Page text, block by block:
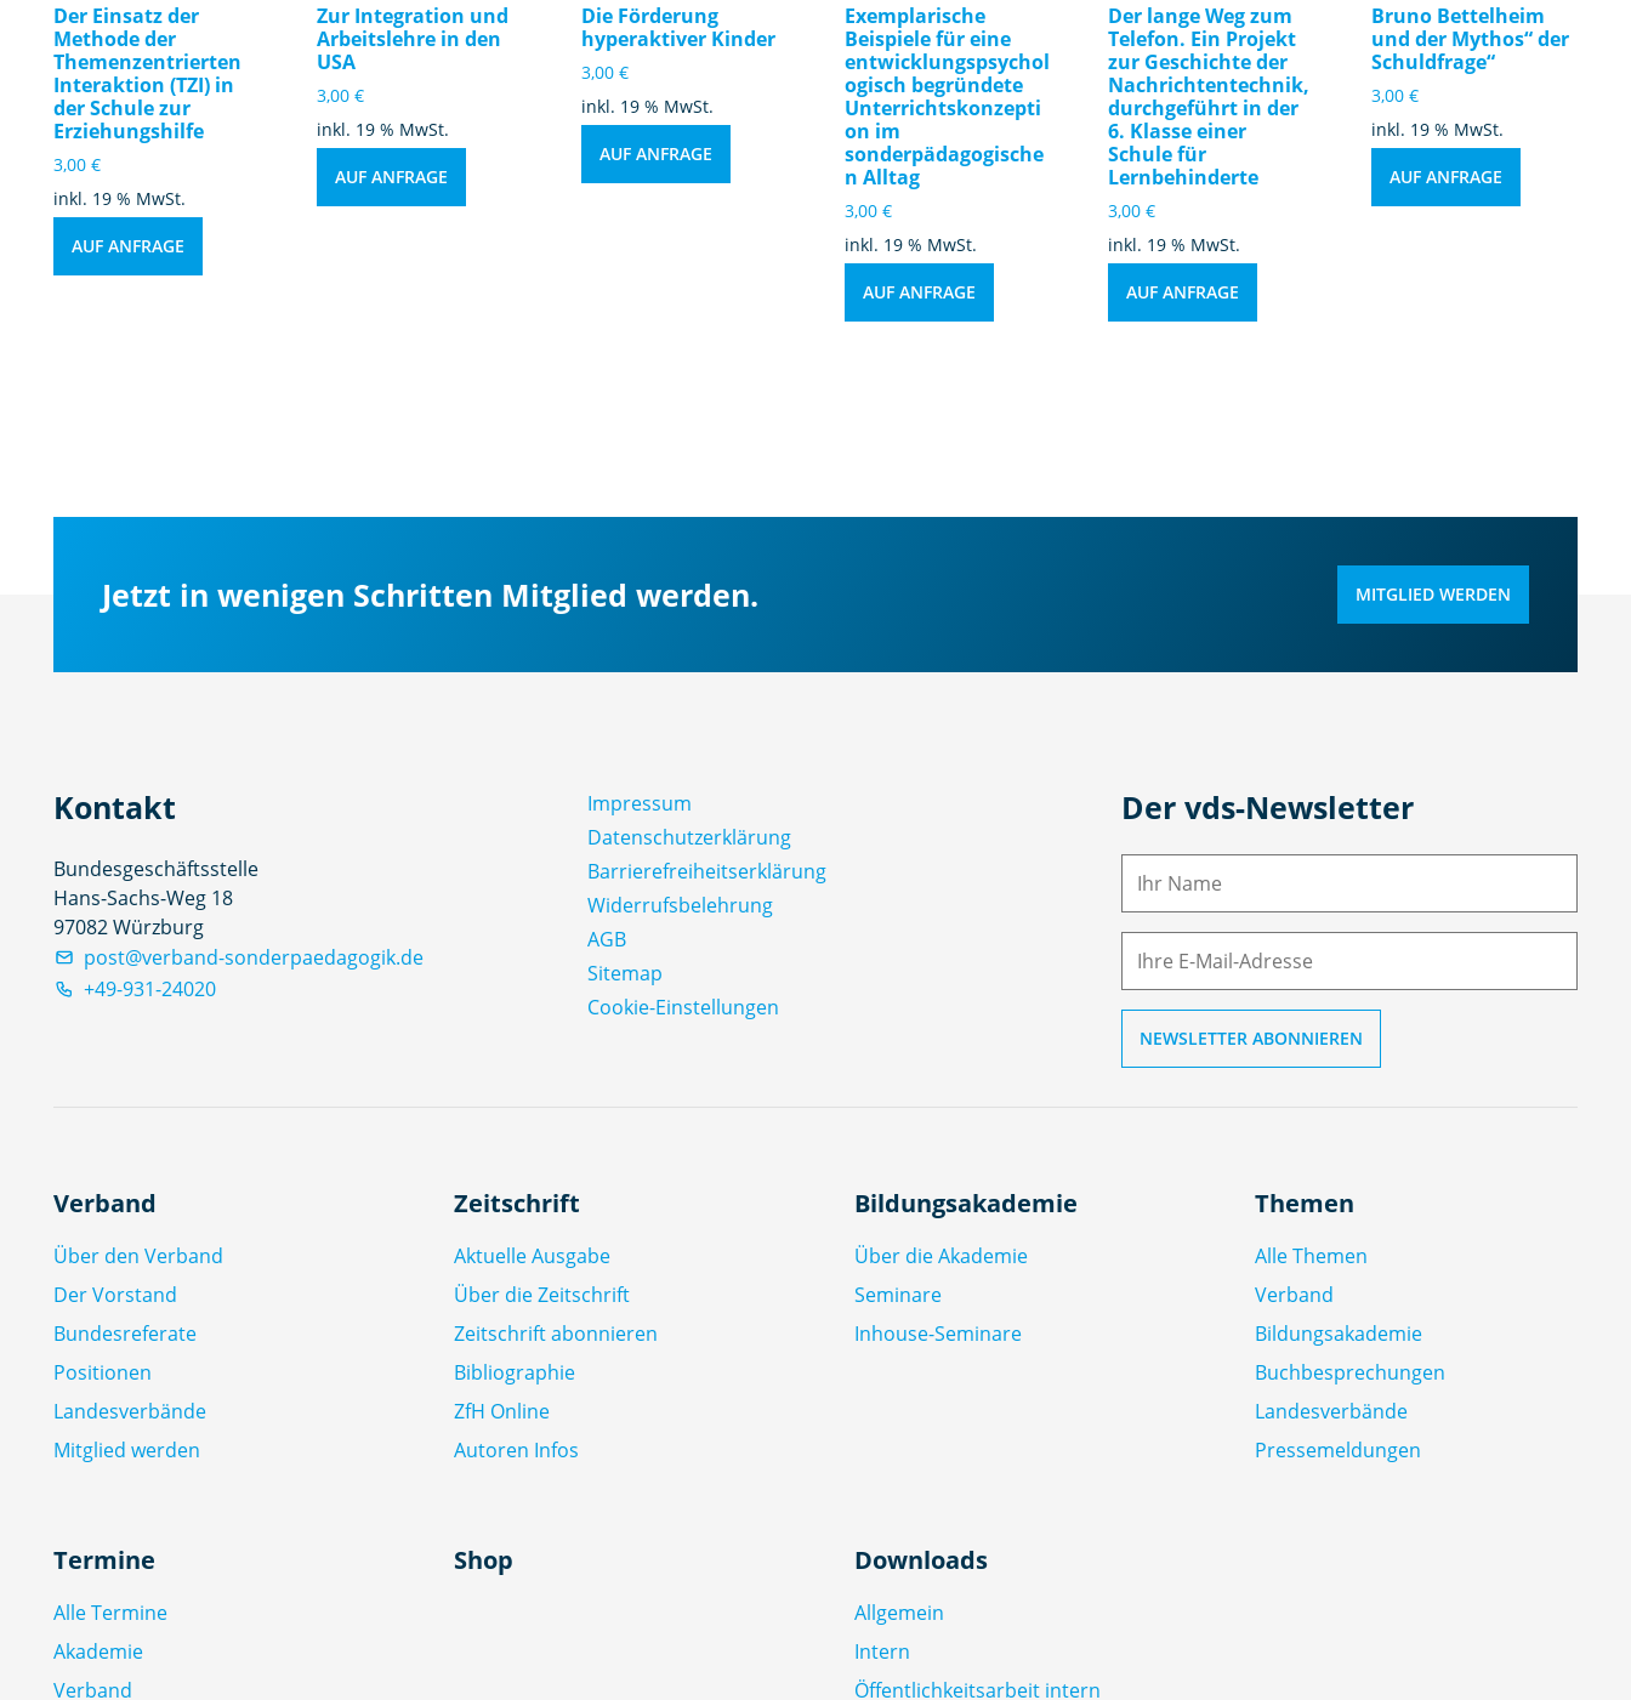
Der Einsatz der
Methode der
Themenzentrierten
Interaktion (TZI) in
der Schule zur
Erziehungshilfe
3,00 €
inkl. 19 % MwSt.
AUF ANFRAGE
Zur Integration und
Arbeitslehre in den
USA
3,00€
inkl. 19 % MwSt.
AUF ANFRAGE
Die Förderung
hyperaktiver Kinder
3,00 €
inkl. 19 % MwSt.
AUF ANFRAGE
Exemplarische
Beispiele für eine
entwicklungspsychol
ogisch begründete
Unterrichtskonzepti
on im
sonderpädagogische
n Alltag
3,00 €
inkl. 19 % MwSt.
AUF ANFRAGE
Der lange Weg zum
Telefon. Ein Projekt
zur Geschichte der
Nachrichtentechnik,
durchgeführt in der
6. Klasse einer
Schule für
Lernbehinderte
3,00€
inkl. 19 % MwSt.
AUF ANFRAGE
Bruno Bettelheim
und der Mythos“ der
Schuldfrage“
3,00€
inkl. 19 % MwSt.
AUF ANFRAGE
Jetzt in wenigen Schritten Mitglied werden. MITGLIED WERDEN
Kontakt
Bundesgeschäftsstelle
Hans-Sachs-Weg 18
97082 Würzburg
post@verband-sonderpaedagogik.de
+49-931-24020
Impressum
Datenschutz­erklärung
Barrierefreiheitserklärung
Widerrufsbelehrung
AGB
Sitemap
Cookie-Einstellungen
Der vds-Newsletter
N
M
Verband
Über den Verband
Der Vorstand
Bundesreferate
Positionen
Landesverbände
Mitglied werden
Zeitschrift
Aktuelle Ausgabe
Über die Zeitschrift
Zeitschrift abonnieren
Bibliographie
ZfH Online
Autoren Infos
Bildungsakademie
Über die Akademie
Seminare
Inhouse-Seminare
Themen
Alle Themen
Verband
Bildungsakademie
Buchbesprechungen
Landesverbände
Pressemeldungen
Termine
Alle Termine
Akademie
Verband
Shop Downloads
Allgemein
Intern
Öffentlichkeitsarbeit intern